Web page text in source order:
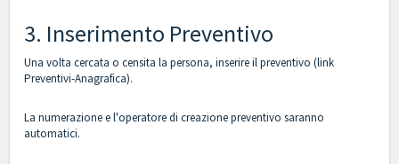
3. Inserimento Preventivo
Una volta cercata o censita la persona, inserire il preventivo (link
Preventivi-Anagrafica).
La numerazione e l'operatore di creazione preventivo saranno
automatici.